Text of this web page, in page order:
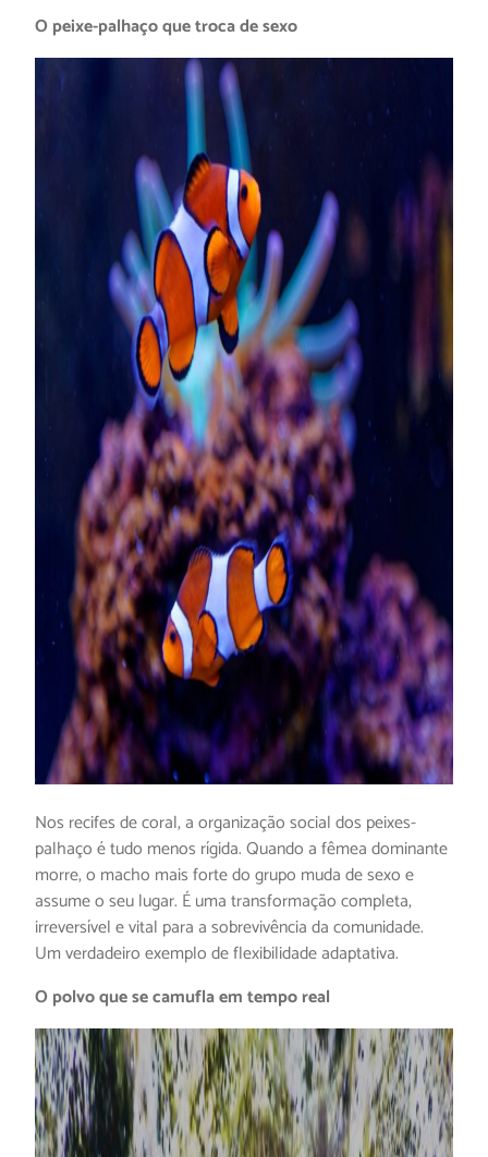
O peixe-palhaço que troca de sexo
Nos recifes de coral, a organização social dos peixes-
palhaço é tudo menos rígida. Quando a fêmea dominante
morre, o macho mais forte do grupo muda de sexo e
assume o seu lugar. É uma transformação completa,
irreversível e vital para a sobrevivência da comunidade.
Um verdadeiro exemplo de flexibilidade adaptativa.
O polvo que se camufla em tempo real